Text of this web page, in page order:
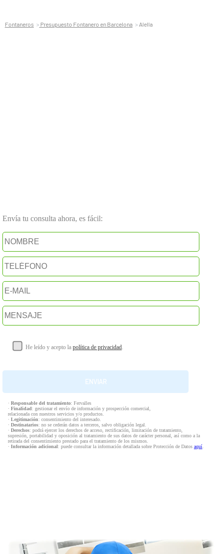
Fontaneros Presupuesto Fontanero en Barcelona Alella
Envía tu consulta ahora, es fácil:
He leído y acepto la política de privacidad.
· Responsable del tratamiento: Fervalles
· Finalidad: gestionar el envío de información y prospección comercial,
relacionada con nuestros servicios y/o productos.
· Legitimación: consentimiento del interesado.
· Destinatarios: no se cederán datos a terceros, salvo obligación legal.
· Derechos: podrá ejercer los derechos de acceso, rectificación, limitación de tratamiento,
supresión, portabilidad y oposición al tratamiento de sus datos de carácter personal, así como a la
retirada del consentimiento prestado para el tratamiento de los mismos.
· Información adicional: puede consultar la información detallada sobre Protección de Datos aquí.